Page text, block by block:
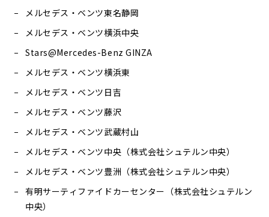
メルセデス・ベンツ東名静岡
メルセデス・ベンツ横浜中央
Stars@Mercedes-Benz GINZA
メルセデス・ベンツ横浜東
メルセデス・ベンツ日吉
メルセデス・ベンツ藤沢
メルセデス・ベンツ武蔵村山
メルセデス・ベンツ中央（株式会社シュテルン中央）
メルセデス・ベンツ豊洲（株式会社シュテルン中央）
有明サーティファイドカーセンター（株式会社シュテルン
中央）